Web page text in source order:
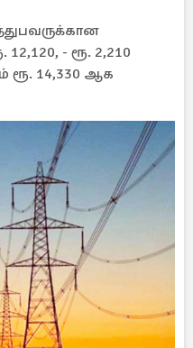
- ரூ. 2,210
ரூ. 14,330 ஆக